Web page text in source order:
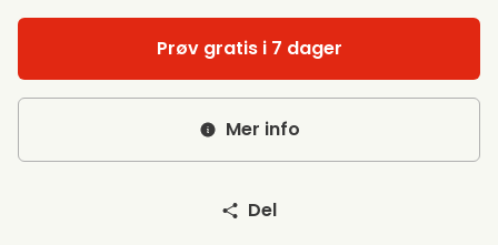
Prøv gratis i 7 dager
Mer info
Del